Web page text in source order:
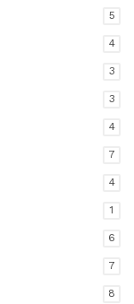
5
4
3
3
4
7
4
1
6
7
8